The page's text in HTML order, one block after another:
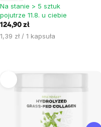
Na stanie > 5 sztuk
pojutrze 11.8. u ciebie
124,90 zł
Cena
1,39 zł / 1 kapsuła